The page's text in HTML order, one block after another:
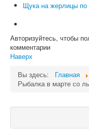
Щука на жерлицы
Авторизуйтесь, чтобы
комментарии
Наверх
Вы здесь:
Главная
Рыбалка в марте со